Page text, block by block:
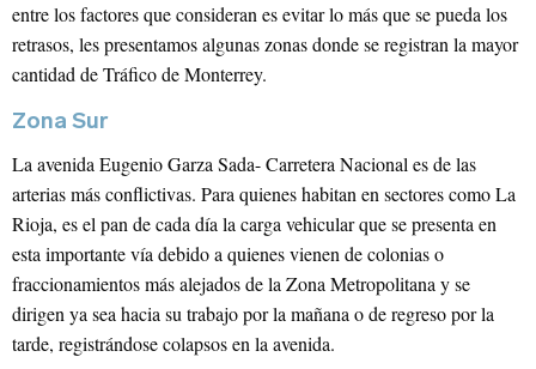
entre los factores que consideran es evitar lo más que se pueda los
retrasos, les presentamos algunas zonas donde se registran la mayor
cantidad de Tráfico de Monterrey.
Zona Sur
La avenida Eugenio Garza Sada- Carretera Nacional es de las
arterias más conflictivas. Para quienes habitan en sectores como La
Rioja, es el pan de cada día la carga vehicular que se presenta en
esta importante vía debido a quienes vienen de colonias o
fraccionamientos más alejados de la Zona Metropolitana y se
dirigen ya sea hacia su trabajo por la mañana o de regreso por la
tarde, registrándose colapsos en la avenida.
Correo Electrónico*
Nombre*
Apellido
Iniciar sesión
Correo Electrónico
Contraseña